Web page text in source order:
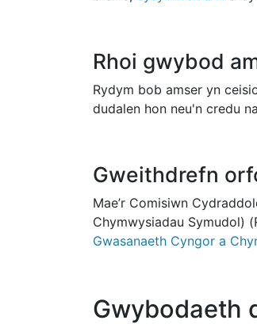
Rhoi gwybod
Rydym bob amser yn
dudalen hon neu'n credu
Gweithdrefn
Mae’r Comisiwn
Chymwysiadau Symudol)
Gwasanaeth Cyngor a
Gwybodaeth